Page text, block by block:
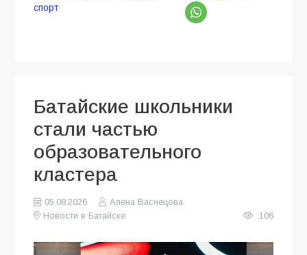
спорт
Батайские школьники
стали частью
образовательного
кластера
05.08.2026
Алена Васнецова
Новости в Батайске
106